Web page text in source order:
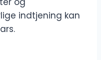
indtjening kan